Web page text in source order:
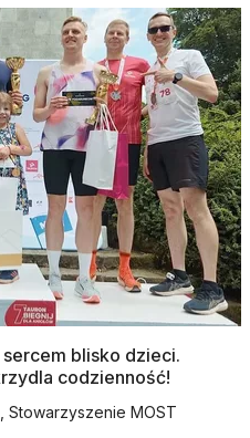
blisko dzieci.
codzienność!
Stowarzyszenie MOST